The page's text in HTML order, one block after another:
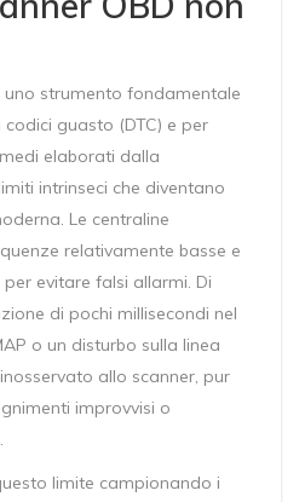
uno strumento fondamentale
guasto (DTC) e per
elaborati dalla
intrinseci che diventano
Le centraline
relativamente basse e
evitare falsi allarmi. Di
di pochi millisecondi nel
o un disturbo sulla linea
allo scanner, pur
improvvisi o
limite campionando i